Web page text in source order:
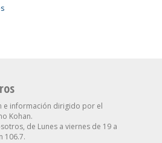
e información dirigido por el
Kohan.
de Lunes a viernes de 19 a
106.7.